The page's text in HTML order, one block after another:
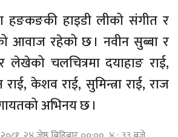
हङकङकी हाइडी लीको संगीत र
आवाज रहेको छ । नवीन सुब्बा र
चलचित्रमा दयाहाङ राई,
केशव राई, सुमिन्त्रा राई, राज
अभिनय छ ।